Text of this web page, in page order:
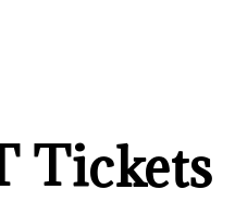
Tickets